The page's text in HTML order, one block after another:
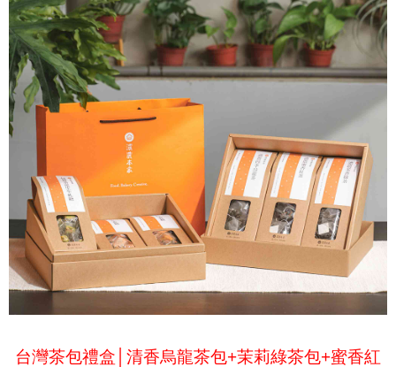
台灣茶包禮盒│清香烏龍茶包+茉莉綠茶包+蜜香紅